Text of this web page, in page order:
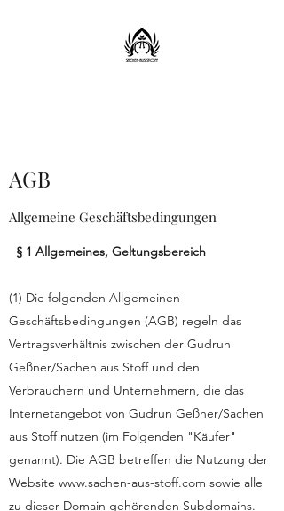
AGB
Allgemeine Geschäftsbedingungen
§ 1 Allgemeines, Geltungsbereich
(1) Die folgenden Allgemeinen
Geschäftsbedingungen (AGB) regeln das
Vertragsverhältnis zwischen der Gudrun
Geßner/Sachen aus Stoff und den
Verbrauchern und Unternehmern, die das
Internetangebot von Gudrun Geßner/Sachen
aus Stoff nutzen (im Folgenden "Käufer"
genannt). Die AGB betreffen die Nutzung der
Website www.sachen-aus-stoff.com sowie alle
zu dieser Domain gehörenden Subdomains.